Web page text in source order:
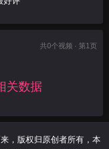
共0个视频 · 第1页
关数据
，版权归原创者所有，本